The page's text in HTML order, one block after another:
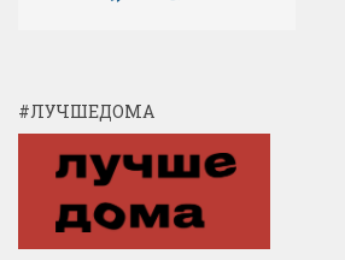
#ЛУЧШЕДОМА